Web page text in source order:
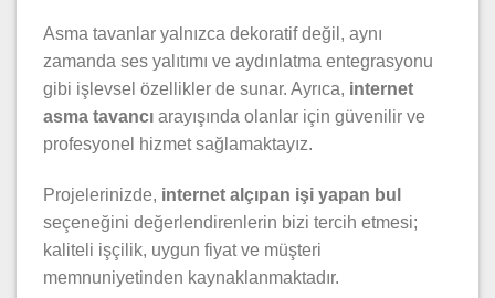
Asma tavanlar yalnızca dekoratif değil, aynı
zamanda ses yalıtımı ve aydınlatma entegrasyonu
gibi işlevsel özellikler de sunar. Ayrıca, internet
asma tavancı arayışında olanlar için güvenilir ve
profesyonel hizmet sağlamaktayız.
Projelerinizde, internet alçıpan işi yapan bul
seçeneğini değerlendirenlerin bizi tercih etmesi;
kaliteli işçilik, uygun fiyat ve müşteri
memnuniyetinden kaynaklanmaktadır.